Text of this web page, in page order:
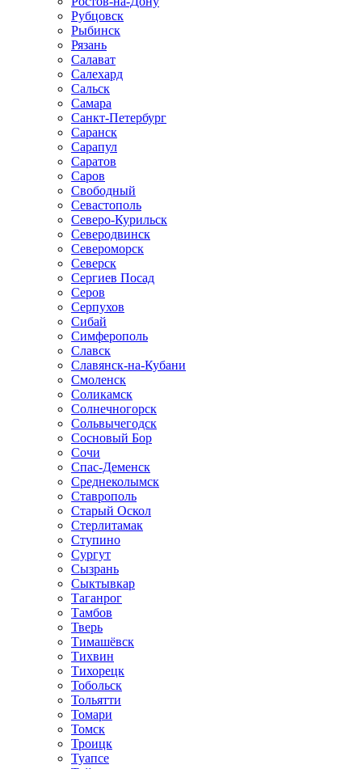
Рубцовск
Рыбинск
Рязань
Салават
Салехард
Сальск
Самара
Санкт-Петербург
Саранск
Сарапул
Саратов
Саров
Свободный
Севастополь
Северо-Курильск
Северодвинск
Североморск
Северск
Сергиев Посад
Серов
Серпухов
Сибай
Симферополь
Славск
Славянск-на-Кубани
Смоленск
Соликамск
Солнечногорск
Сольвычегодск
Сосновый Бор
Сочи
Спас-Деменск
Среднеколымск
Ставрополь
Старый Оскол
Стерлитамак
Ступино
Сургут
Сызрань
Сыктывкар
Таганрог
Тамбов
Тверь
Тимашёвск
Тихвин
Тихорецк
Тобольск
Тольятти
Томари
Томск
Троицк
Туапсе